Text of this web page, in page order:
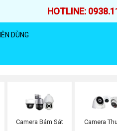
HOTLINE:
DÙNG
Camera Bám Sát
Camera